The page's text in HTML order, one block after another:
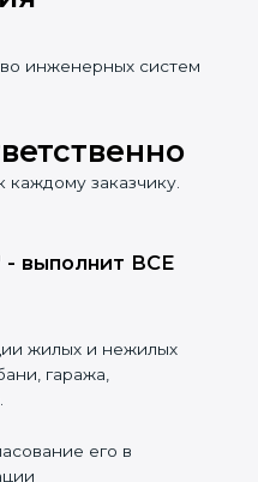
инженерных систем
заказчику.
выполнит ВСЕ
жилых и нежилых
гаража,
его в